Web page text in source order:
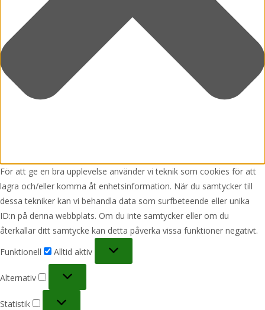
För att ge en bra upplevelse använder vi teknik som cookies för att
lagra och/eller komma åt enhetsinformation. När du samtycker till
dessa tekniker kan vi behandla data som surfbeteende eller unika
ID:n på denna webbplats. Om du inte samtycker eller om du
återkallar ditt samtycke kan detta påverka vissa funktioner negativt.
Funktionell
Alltid aktiv
Alternativ
Statistik